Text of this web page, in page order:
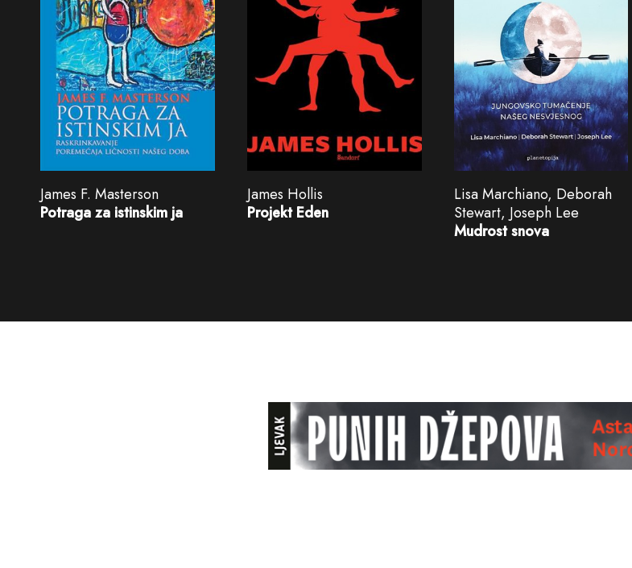
James F. Masterson
Potraga za istinskim ja
James Hollis
Projekt Eden
Lisa Marchiano, Deborah
Stewart, Joseph Lee
Mudrost snova